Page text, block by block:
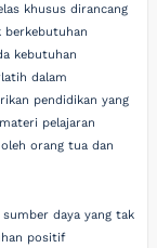
khusus dirancang
berkebutuhan
kebutuhan
dalam
pendidikan yang
pelajaran
orang tua dan
daya yang tak
positif